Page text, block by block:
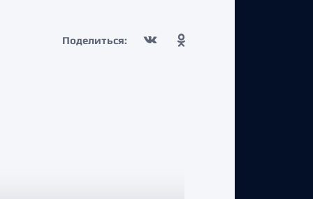
Поделиться: